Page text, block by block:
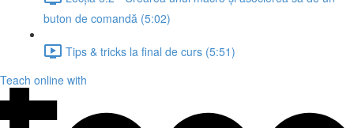
buton de comandă (5:02)
Tips & tricks la final de curs (5:51)
Teach online with